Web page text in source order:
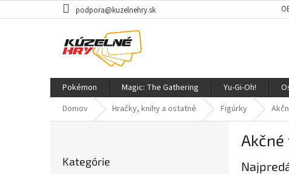
na
podpora@kuzelnehry.sk
Pokémon Magic: The Gathering Yu-Gi-Oh!
Domov
Hračky, knihy a ostatné Figúrky
kategórie
Kategórie